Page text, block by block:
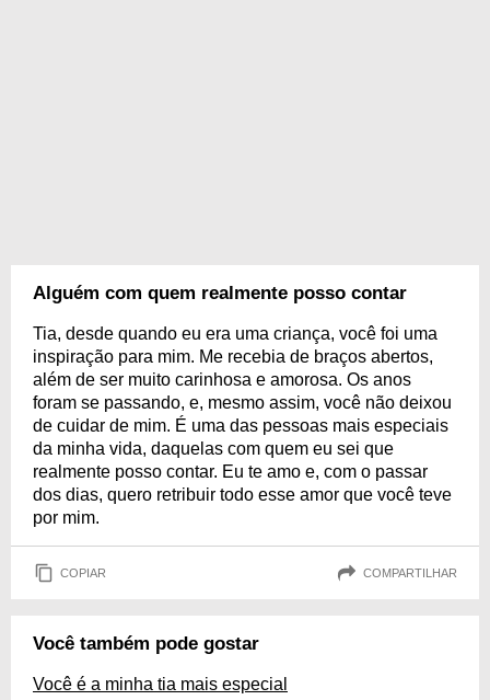
Alguém com quem realmente posso contar
Tia, desde quando eu era uma criança, você foi uma
inspiração para mim. Me recebia de braços abertos,
além de ser muito carinhosa e amorosa. Os anos
foram se passando, e, mesmo assim, você não deixou
de cuidar de mim. É uma das pessoas mais especiais
da minha vida, daquelas com quem eu sei que
realmente posso contar. Eu te amo e, com o passar
dos dias, quero retribuir todo esse amor que você teve
por mim.
COPIAR COMPARTILHAR
Você também pode gostar
Você é a minha tia mais especial